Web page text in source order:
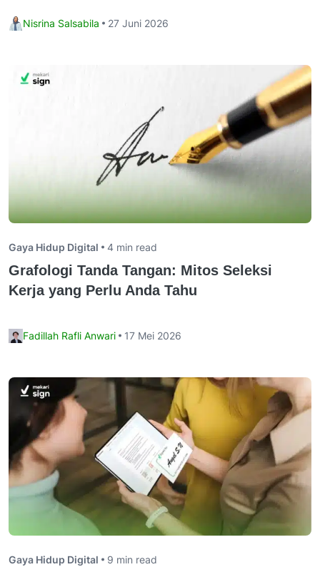
Nisrina Salsabila 27 Juni 2026
Gaya Hidup Digital 4 min read
Grafologi Tanda Tangan: Mitos Seleksi
Kerja yang Perlu Anda Tahu
Fadillah Rafli Anwari 17 Mei 2026
Gaya Hidup Digital 9 min read